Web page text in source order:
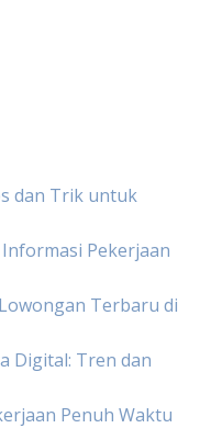
dan Trik untuk
Pekerjaan
Terbaru di
Digital: Tren dan
Penuh Waktu